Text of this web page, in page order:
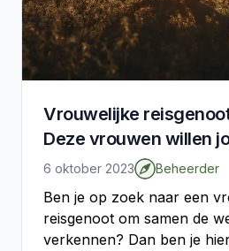
Vrouwelijke
Deze vrouwen willen
6 oktober 2023 Beheerder
Ben je op zoek naar een
reisgenoot om samen de
verkennen? Dan ben je